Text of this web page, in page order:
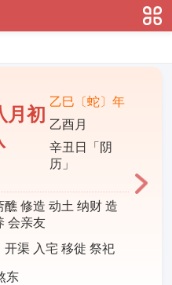
月初
乙巳〔蛇〕年
乙酉月
辛丑日「阴
历」
醮 修造 动土 纳财 造
会亲友
开渠 入宅 移徙 祭祀
东